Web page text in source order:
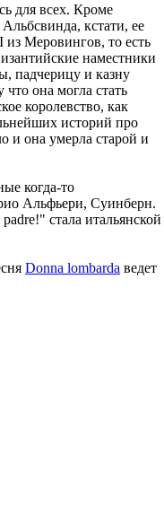
для всех. Кроме
кстати, ее
Меровингов, то есть
наместники
падчерицу и казну
она могла стать
королевство, как
историй про
и она умерла старой и
когда-то
Альфьери, Суинберн.
стала итальянской
Donna lombarda ведет